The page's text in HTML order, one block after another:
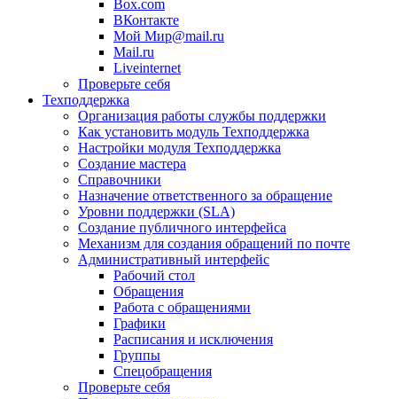
Box.com
ВКонтакте
Мой Мир@mail.ru
Mail.ru
Liveinternet
Проверьте себя
Техподдержка
Организация работы службы поддержки
Как установить модуль Техподдержка
Настройки модуля Техподдержка
Создание мастера
Справочники
Назначение ответственного за обращение
Уровни поддержки (SLA)
Создание публичного интерфейса
Механизм для создания обращений по почте
Административный интерфейс
Рабочий стол
Обращения
Работа с обращениями
Графики
Расписания и исключения
Группы
Спецобращения
Проверьте себя